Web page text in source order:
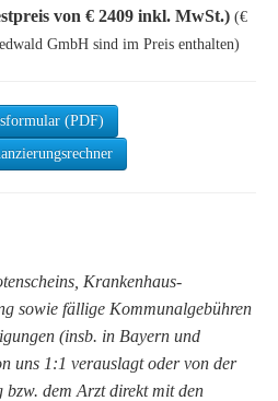
von € 2409 inkl. MwSt.) (€
GmbH sind im Preis enthalten)
(PDF)
Krankenhaus-
sowie fällige Kommunalgebühren
(insb. in Bayern und
uns 1:1 verauslagt oder von der
dem Arzt direkt mit den